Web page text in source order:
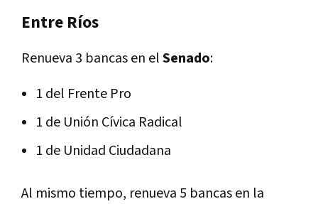
Entre Ríos
Renueva 3 bancas en elSenado:
1 del Frente Pro
1 de Unión Cívica Radical
1 de Unidad Ciudadana
Al mismo tiempo, renueva 5 bancas en la